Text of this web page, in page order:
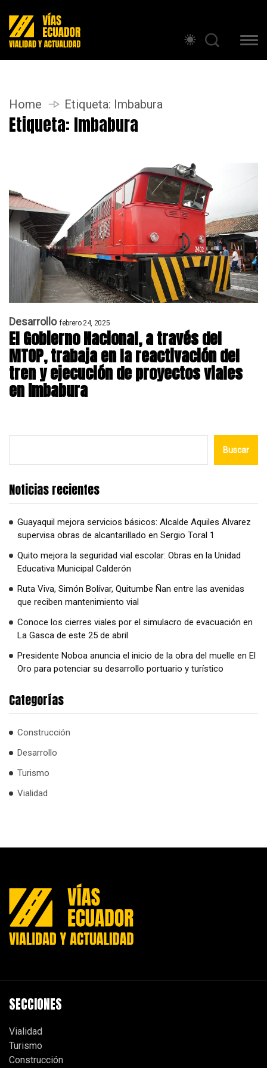
Home Etiqueta: Imbabura
Etiqueta: Imbabura
Desarrollo febrero 24, 2025
El Gobierno Nacional, a través del
MTOP, trabaja en la reactivación del
tren y ejecución de proyectos viales
en Imbabura
Buscar
Noticias recientes
Guayaquil mejora servicios básicos: Alcalde Aquiles Alvarez
supervisa obras de alcantarillado en Sergio Toral 1
Quito mejora la seguridad vial escolar: Obras en la Unidad
Educativa Municipal Calderón
Ruta Viva, Simón Bolívar, Quitumbe Ñan entre las avenidas
que reciben mantenimiento vial
Conoce los cierres viales por el simulacro de evacuación en
La Gasca de este 25 de abril
Presidente Noboa anuncia el inicio de la obra del muelle en El
Oro para potenciar su desarrollo portuario y turístico
Categorías
Construcción
Desarrollo
Turismo
Vialidad
SECCIONES
Vialidad
Turismo
Construcción